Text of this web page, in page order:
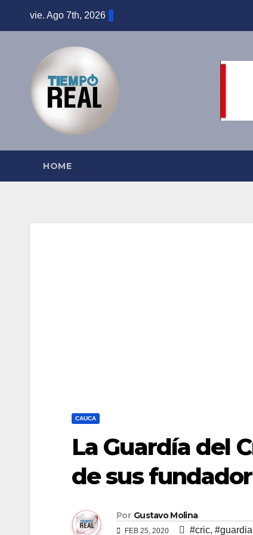
vie. Ago 7th, 2026
HOME
CAUCA
La Guardía del
de sus
Por Gustavo Molina
FEB 25, 2020 #cric,